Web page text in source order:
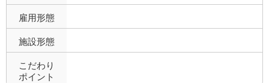
雇用形態
施設形態
こだわり
ポイント